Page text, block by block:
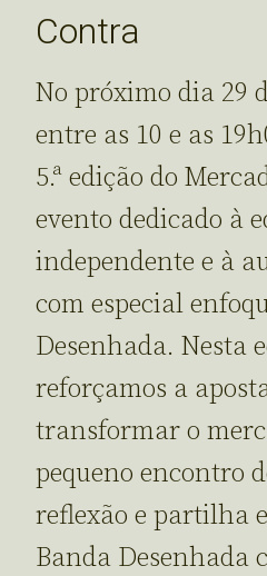
Contra
No próximo dia 29
entre as 10 e as
5.ª edição do
evento dedicado à
independente e à
com especial
Desenhada. Nesta
reforçamos a
transformar o
pequeno encontro
reflexão e partilha
Banda Desenhada